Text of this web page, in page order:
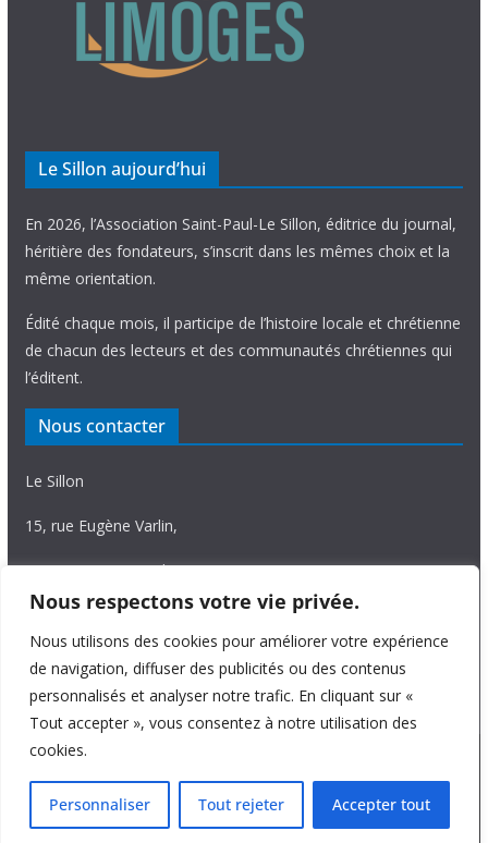
Nous respectons votre vie privée.
Nous utilisons des cookies pour améliorer votre expérience
de navigation, diffuser des publicités ou des contenus
personnalisés et analyser notre trafic. En cliquant sur «
Tout accepter », vous consentez à notre utilisation des
cookies.
Personnaliser Tout rejeter Accepter tout
Le Sillon aujourd’hui
En 2026, l’Association Saint-Paul-Le Sillon, éditrice du journal,
héritière des fondateurs, s’inscrit dans les mêmes choix et la
même orientation.
Édité chaque mois, il participe de l’histoire locale et chrétienne
de chacun des lecteurs et des communautés chrétiennes qui
l’éditent.
Nous contacter
Le Sillon
15, rue Eugène Varlin,
87036 Limoges Cedex.
Tél. 05 55 06 14 15
Nous écrire
Copyright © 2026 Le Sillon
. All rights reserved.
Theme:ColorMag Proby ThemeGrill. Powered by WordPress